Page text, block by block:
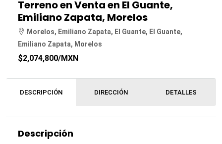
Terreno en Venta en El Guante,
Emiliano Zapata, Morelos
Morelos, Emiliano Zapata, El Guante, El Guante,
Emiliano Zapata, Morelos
$2,074,800/MXN
DESCRIPCIÓN DIRECCIÓN DETALLES
Descripción